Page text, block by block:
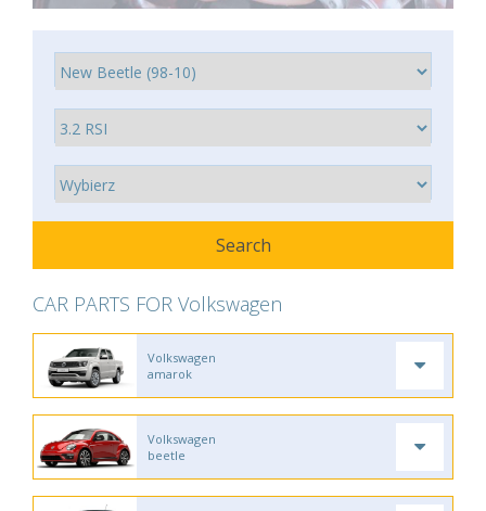
CAR PARTS FOR Volkswagen
Volkswagen
amarok
Volkswagen
beetle